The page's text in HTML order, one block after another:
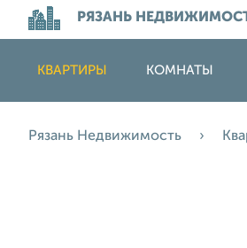
РЯЗАНЬ
КВАРТИРЫ КОМНАТЫ
Рязань Недвижимость